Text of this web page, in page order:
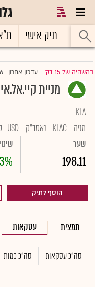
ראשי תיק אישי
בהשהיה של 15 דק' |עדכון אחרון
מניית
KLA
מניה KLAC נאסד"ק USD
שער
198.11
שינוי
הוסף לתיק
תמצית עסקאות
סה"כ עסקאות סה"כ כמות